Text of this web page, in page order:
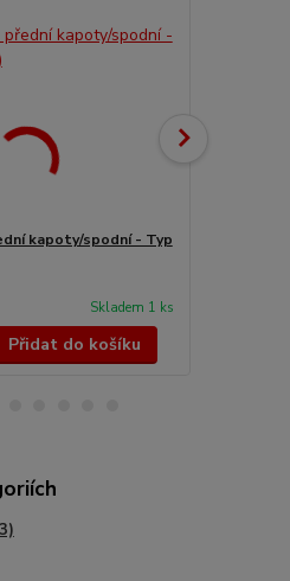
kapoty/spodní - Typ
Skladem 1 ks
Přidat do košíku